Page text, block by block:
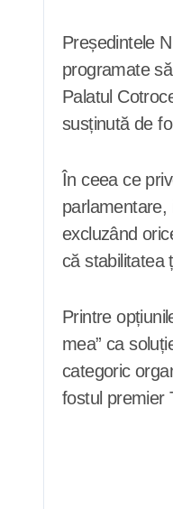
Președintele
programate
Palatul
susținută de
În ceea ce
parlamentare,
excluzând
că stabilitatea
Printre
mea” ca
categoric
fostul premier